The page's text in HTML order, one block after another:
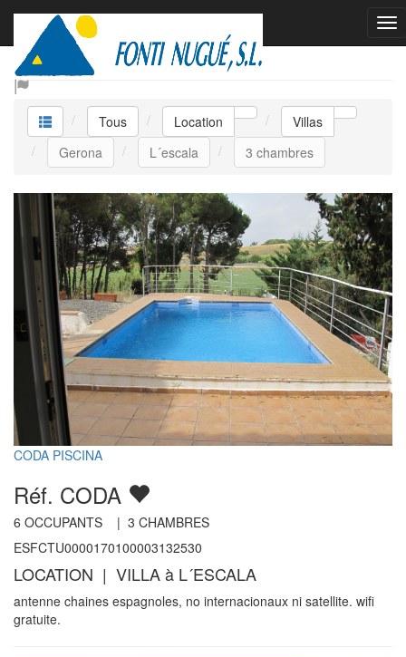
Location Villas
Tous Location
Villas
Gerona
L´escala 3 chambres
CODA PISCINA
Réf. CODA
6 OCCUPANTS | 3 CHAMBRES
ESFCTU0000170100003132530
LOCATION | VILLA à L´ESCALA
antenne chaines espagnoles, no internacionaux ni satellite. wifi
gratuite.